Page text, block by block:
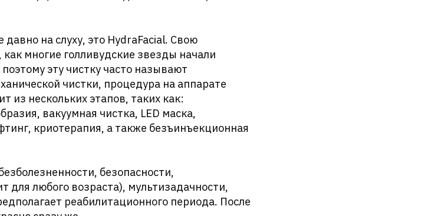
на слуху, это HydraFacial. Свою
многие голливудские звезды начали
эту чистку часто называют
чистки, процедура на аппарате
из нескольких этапов, таких как:
вакуумная чистка, LED маска,
криотерапия, а также безъинъекционная
безопасности,
для любого возраста), мультизадачности,
реабилитационного периода. После